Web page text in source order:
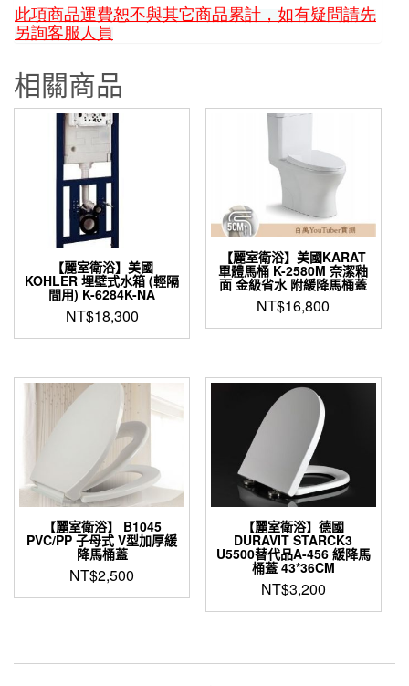
此項商品運費恕不與其它商品累計，如有疑問請先
另詢客服人員
相關商品
【麗室衛浴】美國
KOHLER 埋壁式水箱 (輕隔
間用) K-6284K-NA
NT$18,300
【麗室衛浴】美國KARAT
單體馬桶 K-2580M 奈潔釉
面 金級省水 附緩降馬桶蓋
NT$16,800
【麗室衛浴】 B1045
PVC/PP 子母式 V型加厚緩
降馬桶蓋
NT$2,500
【麗室衛浴】德國
DURAVIT STARCK3
U5500替代品A-456 緩降馬
桶蓋 43*36CM
NT$3,200